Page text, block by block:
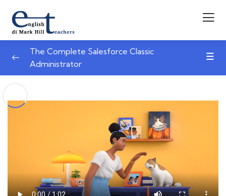
The Complete Salesforce Classic
Administrator